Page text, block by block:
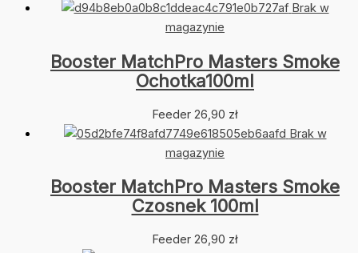
Brak w
magazynie
Booster MatchPro Masters Smoke
Ochotka100ml
Feeder 26,90 zł
Brak w
magazynie
Booster MatchPro Masters Smoke
Czosnek 100ml
Feeder 26,90 zł